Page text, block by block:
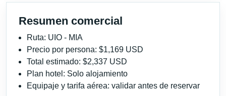
Resumen comercial
Ruta: UIO - MIA
Precio por persona: $1,169 USD
Total estimado: $2,337 USD
Plan hotel: Solo alojamiento
Equipaje y tarifa aérea: validar antes de reservar